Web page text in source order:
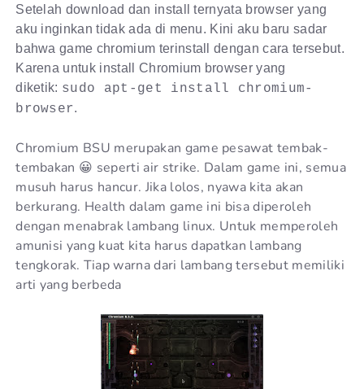
Setelah download dan install ternyata browser yang
aku inginkan tidak ada di menu. Kini aku baru sadar
bahwa game chromium terinstall dengan cara tersebut.
Karena untuk install Chromium browser yang
diketik: sudo apt-get install chromium-
browser.
Chromium BSU merupakan game pesawat tembak-
tembakan 😀 seperti air strike. Dalam game ini, semua
musuh harus hancur. Jika lolos, nyawa kita akan
berkurang. Health dalam game ini bisa diperoleh
dengan menabrak lambang linux. Untuk memperoleh
amunisi yang kuat kita harus dapatkan lambang
tengkorak. Tiap warna dari lambang tersebut memiliki
arti yang berbeda